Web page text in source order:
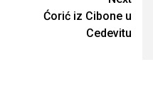
Ćorić iz Cibone u
Cedevitu